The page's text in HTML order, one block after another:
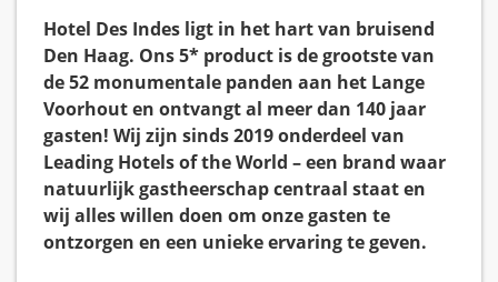
Hotel Des Indes ligt in het hart van bruisend
Den Haag. Ons 5* product is de grootste van
de 52 monumentale panden aan het Lange
Voorhout en ontvangt al meer dan 140 jaar
gasten! Wij zijn sinds 2019 onderdeel van
Leading Hotels of the World – een brand waar
natuurlijk gastheerschap centraal staat en
wij alles willen doen om onze gasten te
ontzorgen en een unieke ervaring te geven.